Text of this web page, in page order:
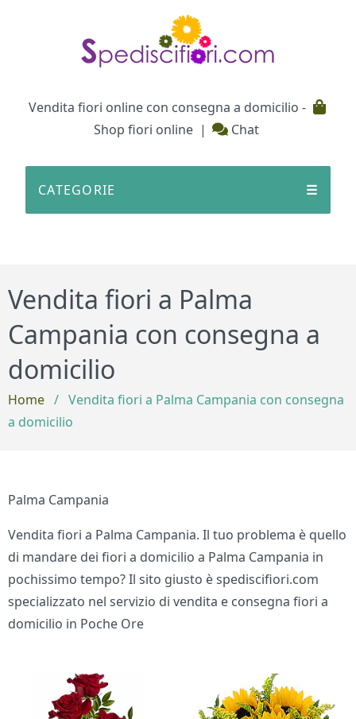
Vendita fiori online con consegna a domicilio -
Shop fiori online | Chat
CATEGORIE ☰
Vendita fiori a Palma
Campania con consegna a
domicilio
Home / Vendita fiori a Palma Campania con consegna
a domicilio
Palma Campania
Vendita fiori a Palma Campania. Il tuo problema è quello
di mandare dei fiori a domicilio a Palma Campania in
pochissimo tempo? Il sito giusto è spediscifiori.com
specializzato nel servizio di vendita e consegna fiori a
domicilio in Poche Ore
Bouquet di fiori